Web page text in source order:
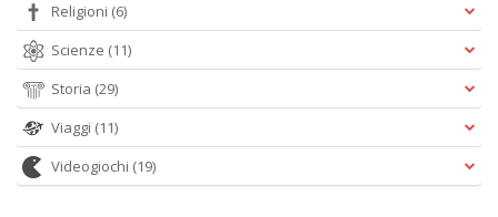
Religioni (6)
Scienze (11)
Storia (29)
Viaggi (11)
Videogiochi (19)